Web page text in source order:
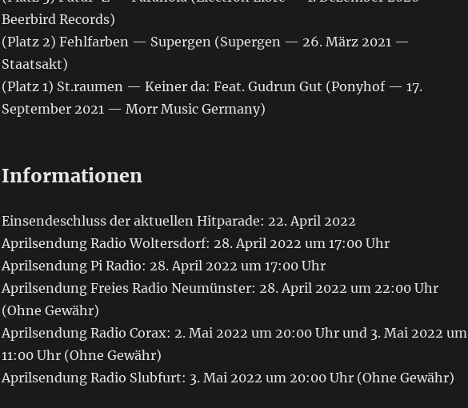
Beerbird Records)
(Platz 2) Fehlfarben — Supergen (Supergen — 26. März 2021 —
Staatsakt)
(Platz 1) St.raumen — Keiner da: Feat. Gudrun Gut (Ponyhof — 17.
September 2021 — Morr Music Germany)
Informationen
Einsendeschluss der aktuellen Hitparade: 22. April 2022
Aprilsendung Radio Woltersdorf: 28. April 2022 um 17:00 Uhr
Aprilsendung Pi Radio: 28. April 2022 um 17:00 Uhr
Aprilsendung Freies Radio Neumünster: 28. April 2022 um 22:00 Uhr
(Ohne Gewähr)
Aprilsendung Radio Corax: 2. Mai 2022 um 20:00 Uhr und 3. Mai 2022 um
11:00 Uhr (Ohne Gewähr)
Aprilsendung Radio Slubfurt: 3. Mai 2022 um 20:00 Uhr (Ohne Gewähr)